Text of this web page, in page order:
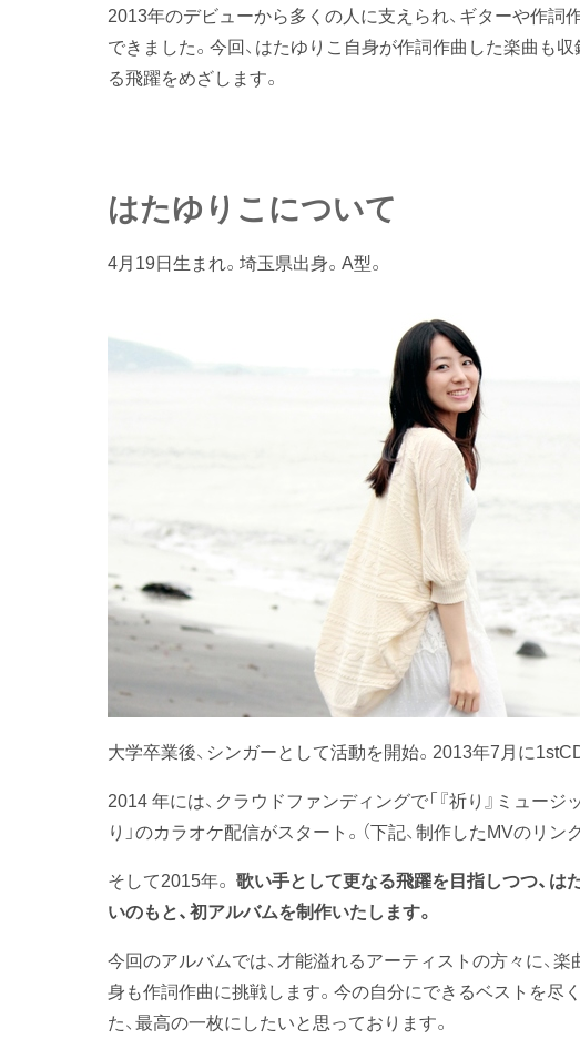
2013年のデビューから多くの人に支えられ、ギターや作詞
できました。今回、はたゆりこ自身が作詞作曲した楽曲も
る飛躍をめざします。
はたゆりこについて
4月19日生まれ。埼玉県出身。A型。
大学卒業後、シンガーとして活動を開始。2013年7月に1stCD
2014 年には、クラウドファンディングで「『祈り』ミュージ
り」のカラオケ配信がスタート。（下記、制作したMVのリン
そして2015年。 歌い手として更なる飛躍を目指しつつ、
いのもと、初アルバムを制作いたします。
今回のアルバムでは、才能溢れるアーティストの方々に、
身も作詞作曲に挑戦します。今の自分にできるベストを尽
た、最高の一枚にしたいと思っております。